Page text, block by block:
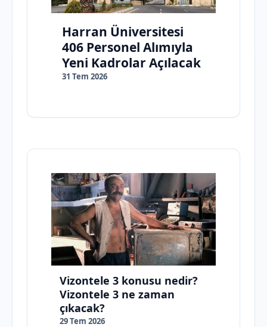
Harran Üniversitesi
406 Personel Alımıyla
Yeni Kadrolar Açılacak
31 Tem 2026
Vizontele 3 konusu nedir?
Vizontele 3 ne zaman
çıkacak?
29 Tem 2026